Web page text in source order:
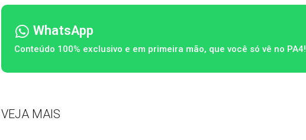
WhatsApp
Conteúdo 100% exclusivo e em primeira mão, que você só vê no PA4!
VEJA MAIS